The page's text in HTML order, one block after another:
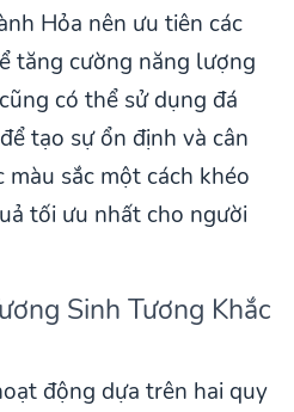
Hỏa nên ưu tiên các
tăng cường năng lượng
có thể sử dụng đá
tạo sự ổn định và cân
màu sắc một cách khéo
tối ưu nhất cho người
Sinh Tương Khắc
động dựa trên hai quy